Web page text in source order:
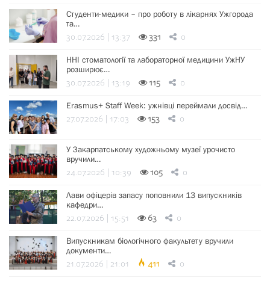
Студенти-медики – про роботу в лікарнях Ужгорода
та…
30.07.2026 | 13:37 331 0
ННІ стоматології та лабораторної медицини УжНУ
розширює…
30.07.2026 | 13:19 115 0
Erasmus+ Staff Week: ужнівці переймали досвід…
27.07.2026 | 17:03 153 0
У Закарпатському художньому музеї урочисто
вручили…
24.07.2026 | 10:39 105 0
Лави офіцерів запасу поповнили 13 випускників
кафедри…
22.07.2026 | 15:51 63 0
Випускникам біологічного факультету вручили
документи…
21.07.2026 | 21:01 411 0